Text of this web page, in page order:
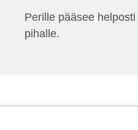
Perille pääsee
pihalle.